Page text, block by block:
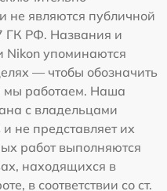
не являются публичной
ГК РФ. Названия и
Nikon упоминаются
— чтобы обозначить
мы работаем. Наша
с владельцами
не представляет их
работ выполняются
находящихся в
в соответствии со ст.